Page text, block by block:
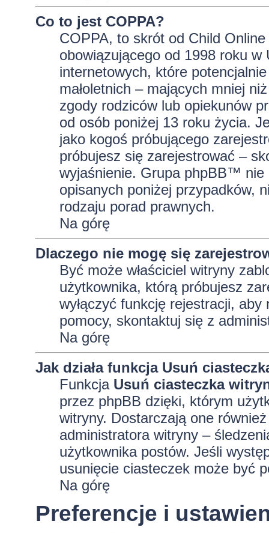
Co to jest COPPA?
COPPA, to skrót od Child
obowiązującego od 1998 roku w
internetowych, które
małoletnich – mających mniej
zgody rodziców lub opiekunów
od osób poniżej 13 roku życia.
jako kogoś próbującego
próbujesz się zarejestrować –
wyjaśnienie. Grupa phpBB™ nie
opisanych poniżej przypadków,
rodzaju porad prawnych.
Na górę
Dlaczego nie mogę się
Być może właściciel witryny
użytkownika, którą próbujesz
wyłączyć funkcję rejestracji,
pomocy, skontaktuj się z
Na górę
Jak działa funkcja Usuń
Funkcja Usuń ciasteczka
przez phpBB dzięki, którym
witryny. Dostarczają one
administratora witryny –
użytkownika postów. Jeśli
usunięcie ciasteczek może być
Na górę
Preferencje i